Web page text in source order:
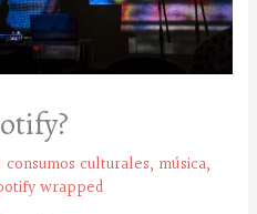
consumos culturales, música,
wrapped